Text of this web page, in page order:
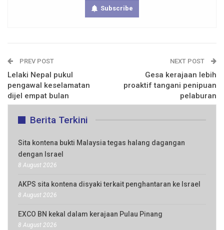
Subscribe
PREV POST
Lelaki Nepal pukul
pengawal keselamatan
dijel empat bulan
NEXT POST
Gesa kerajaan lebih
proaktif tangani penipuan
pelaburan
Berita Terkini
Sita kontena bukti Malaysia tegas halang dagangan
dengan Israel
8 August 2026
AKPS sita kontena disyaki terkait penghantaran ke Israel
8 August 2026
EXCO BN kekal dalam kerajaan Pulau Pinang
8 August 2026